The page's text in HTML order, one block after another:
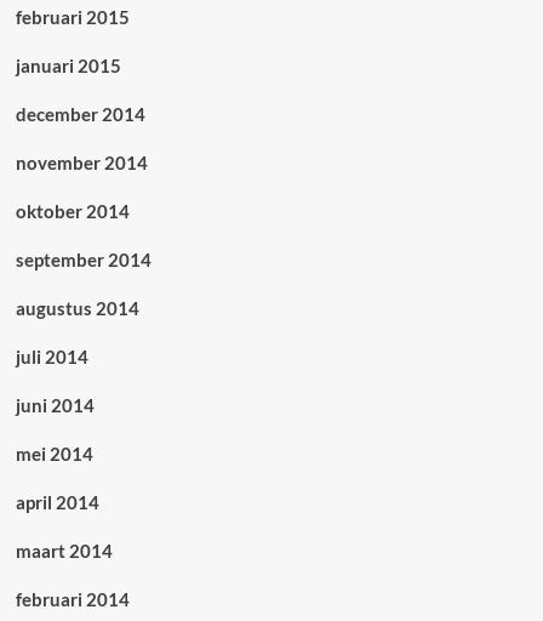
februari 2015
januari 2015
december 2014
november 2014
oktober 2014
september 2014
augustus 2014
juli 2014
juni 2014
mei 2014
april 2014
maart 2014
februari 2014